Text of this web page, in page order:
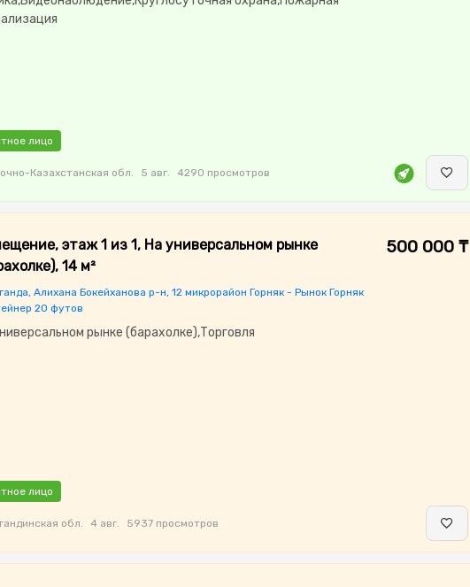
лицо
Казахстанская обл. 5 авг. 4290 просмотров
этаж 1 из 1, На универсальном рынке
14 м²
Алихана Бокейханова р-н, 12 микрорайон Горняк - Рынок Горняк
20 футов
500 000 ₸
рынке (барахолке),Торговля
лицо
обл. 4 авг. 5937 просмотров